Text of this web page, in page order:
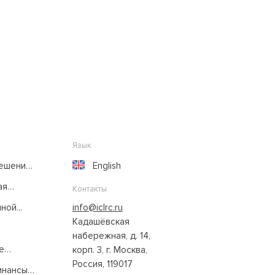
Язык
English
Контакты
info@iclrc.ru
Кадашёвская
набережная, д. 14,
корп. 3, г. Москва,
Россия, 119017